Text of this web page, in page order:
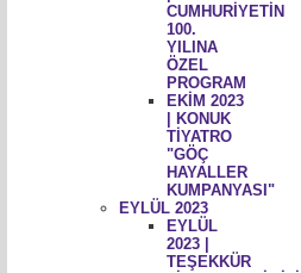
CUMHURİYETİN
100.
YILINA
ÖZEL
PROGRAM
EKİM 2023
| KONUK
TİYATRO
"GÖÇ
HAYALLER
KUMPANYASI"
EYLÜL 2023
EYLÜL
2023 |
TEŞEKKÜR